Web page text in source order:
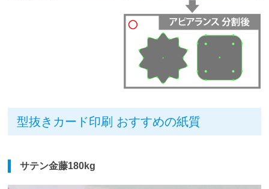
型抜きカード印刷 おすすめの紙質
サテン金藤180kg